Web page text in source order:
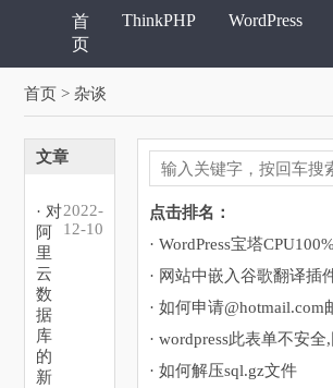
首
页
ThinkPHP WordPress
首页 > 杂谈
文章
· 对
阿
里
云
数
据
库
的
新
2022-
12-10
点击排名：
· 网站中嵌入谷歌翻译插
· 如何申请@hotmail.com
· 如何解压sql.gz文件